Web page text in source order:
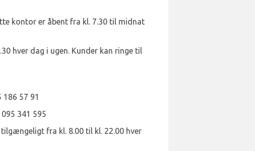
kontor er åbent fra kl. 7.30 til midnat
hver dag i ugen. Kunder kan ringe til
57 91
341 595
fra kl. 8.00 til kl. 22.00 hver